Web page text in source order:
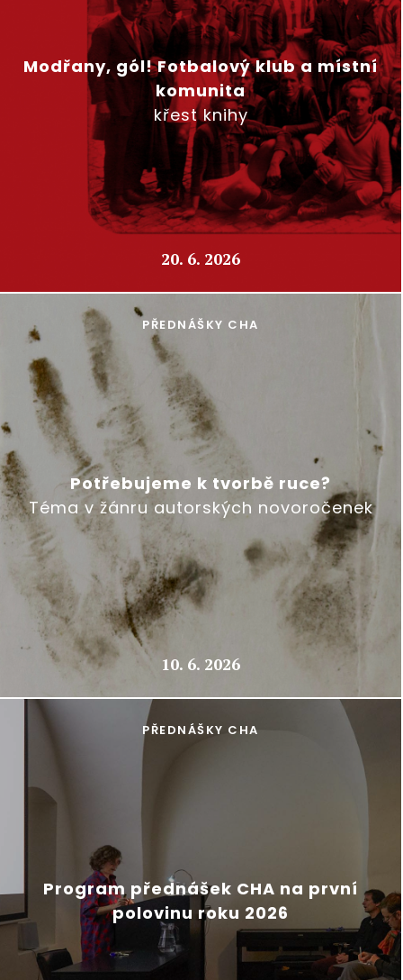
Modřany, gól! Fotbalový klub a místní
komunita
křest knihy
20. 6. 2026
Potřebujeme k tvorbě ruce?
Téma v žánru autorských novoročenek
PŘEDNÁŠKY CHA
10. 6. 2026
Program přednášek CHA na první
polovinu roku 2026
PŘEDNÁŠKY CHA